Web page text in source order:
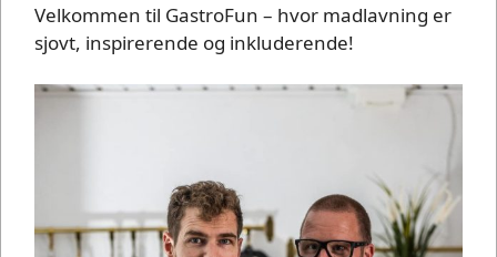
Velkommen til GastroFun – hvor madlavning er
sjovt, inspirerende og inkluderende!